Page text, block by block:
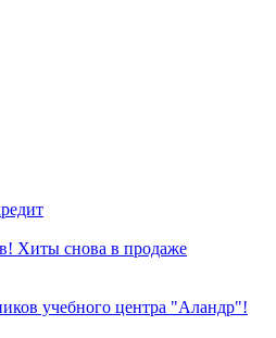
Хиты снова в продаже
учебного центра "Аландр"!